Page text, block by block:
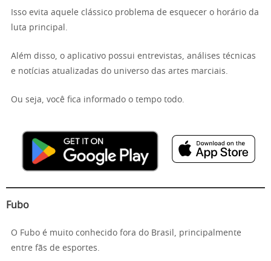
Isso evita aquele clássico problema de esquecer o horário da
luta principal.
Além disso, o aplicativo possui entrevistas, análises técnicas
e notícias atualizadas do universo das artes marciais.
Ou seja, você fica informado o tempo todo.
Fubo
O Fubo é muito conhecido fora do Brasil, principalmente
entre fãs de esportes.